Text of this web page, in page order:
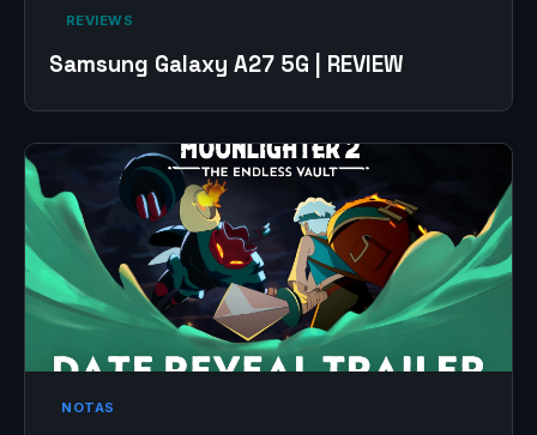
‎ REVIEWS‎
Samsung Galaxy A27 5G | REVIEW
NOTAS